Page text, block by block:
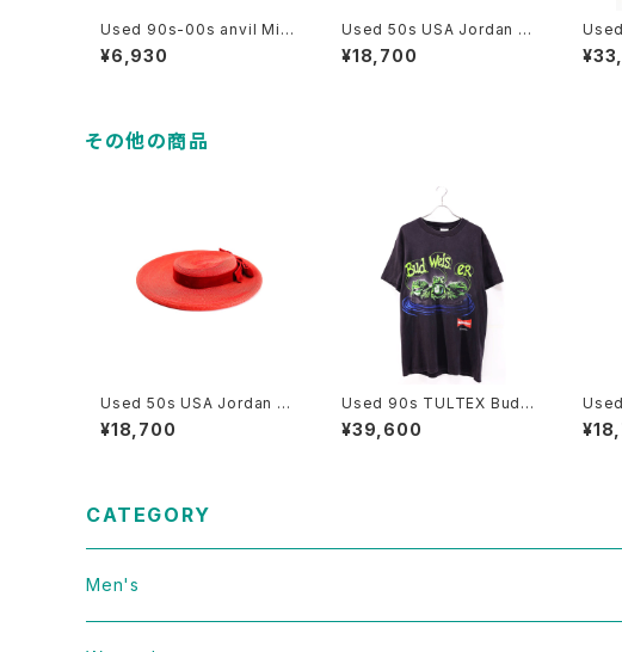
Used 90s-00s anvil Min
nesota Valley Khaki×Blu
e 2Tone 6Panel Cap Siz
¥6,930
Used 50s USA Jordan M
arsh BOSTON Red Velor
Ribbon Design Straw Hat
¥18,700
le 古
その他の商品
Used 50s USA Jordan M
arsh BOSTON Red Velor
Ribbon Design Straw Hat
¥18,700
Used 90s TULTEX Budw
eiser Black 3Frog Both G
raphic T-Shirt Size L 古着
¥39,600
one
CATEGORY
Men's